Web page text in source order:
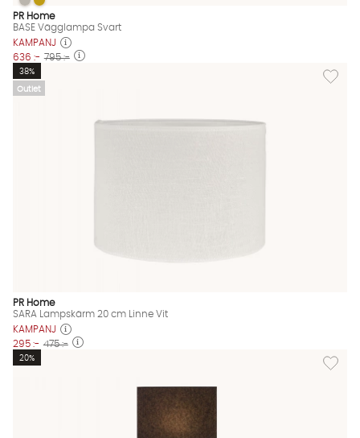
BASE Vägglampa Svart Finns även i dessa färger:
BASE Vägglampa Svart
BASE Vägglampa Svart
PR Home
BASE Vägglampa Svart
KAMPANJ
636 :- 795 :-
Outlet
Lägg
38%
PR Home
SARA Lampskärm 20 cm Linne Vit
KAMPANJ
295 :- 475 :-
Lägg
20%